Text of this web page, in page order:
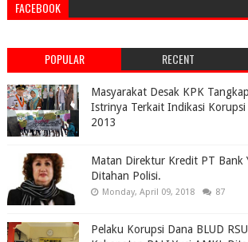
FACEBOOK
POPULAR RECENT
Masyarakat Desak KPK
Istrinya Terkait Indikasi
2013
Matan Direktur Kredit PT Bank
Ditahan Polisi.
Monday, April 09, 2018 87
Pelaku Korupsi Dana BLUD